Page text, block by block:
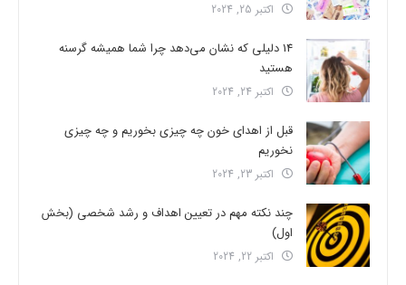
اکتبر 25, 2024
14 دلیلی که نشان می‌دهد چرا شما همیشه گرسنه
هستید
اکتبر 24, 2024
قبل از اهدای خون چه چیزی بخوریم و چه چیزی
نخوریم
اکتبر 23, 2024
چند نکته مهم در تعیین اهداف و رشد شخصی (بخش
اول)
اکتبر 22, 2024